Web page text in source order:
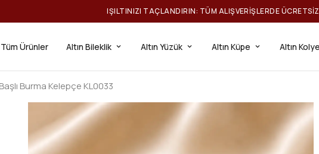
IŞILTINIZI TAÇLANDIRIN: TÜM ALIŞVERIŞLERDE
Tüm Ürünler Altın Bileklik Altın Yüzük Altın Küpe Altın Kolye
Burma Kelepçe KL0033